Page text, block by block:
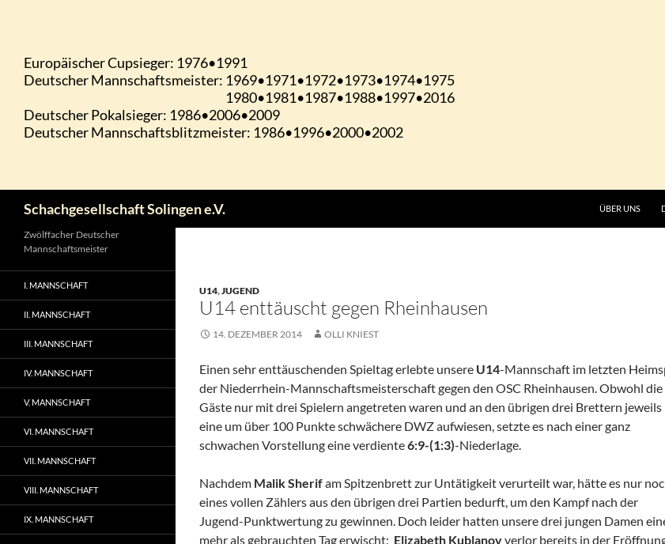
Schachgesellschaft Solingen e.V. ÜBER UNS
U14,JUGEND
U14 enttäuscht gegen Rheinhausen
14. DEZEMBER 2014 OLLI KNIEST
Einen sehr enttäuschenden Spieltag erlebte unsere U14-Mannschaft im letzten
der Niederrhein-Mannschaftsmeisterschaft gegen den OSC Rheinhausen. Obwohl die
Gäste nur mit drei Spielern angetreten waren und an den übrigen drei Brettern jeweils
eine um über 100 Punkte schwächere DWZ aufwiesen, setzte es nach einer ganz
schwachen Vorstellung eine verdiente6:9-(1:3)-Niederlage.
Nachdem Malik Sherifam Spitzenbrett zur Untätigkeit verurteilt war, hätte es nur
eines vollen Zählers aus den übrigen drei Partien bedurft, um den Kampf nach der
Jugend-Punktwertung zu gewinnen. Doch leider hatten unsere drei jungen Damen
mehr als gebrauchten Tag erwischt: Elizabeth Kublanovverlor bereits in der
Zwölffacher Deutscher
Mannschaftsmeister
I. MANNSCHAFT
II. MANNSCHAFT
III. MANNSCHAFT
IV. MANNSCHAFT
V. MANNSCHAFT
VI. MANNSCHAFT
VII. MANNSCHAFT
VIII. MANNSCHAFT
IX. MANNSCHAFT